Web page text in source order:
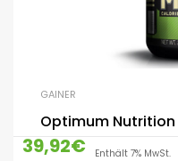
GAINER
Optimum Nutrition
39,92€
Enthält 7% MwSt.